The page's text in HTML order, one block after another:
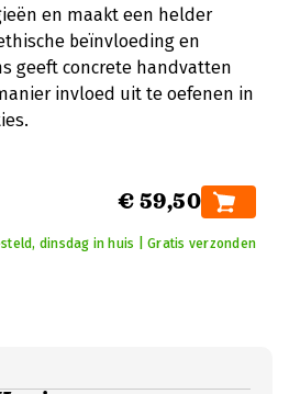
en maakt een helder
beïnvloeding en
geeft concrete handvatten
invloed uit te oefenen in
€ 59,50
dinsdag in huis | Gratis verzonden